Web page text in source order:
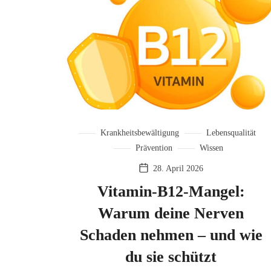
Krankheitsbewältigung
Lebensqualität
Prävention
Wissen
28. April 2026
Vitamin-B12-Mangel:
Warum deine Nerven
Schaden nehmen – und wie
du sie schützt